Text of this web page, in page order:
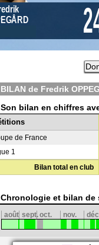
BILAN de Fredrik
Son bilan en chiffres
de France
1
Bilan total en club
Chronologie et bilan de
août sept.oct. nov.